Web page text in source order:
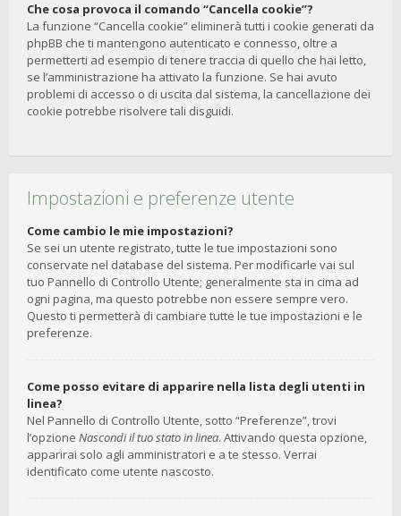
Che cosa provoca il comando “Cancella cookie”?
La funzione “Cancella cookie” eliminerà tutti i cookie generati da
phpBB che ti mantengono autenticato e connesso, oltre a
permetterti ad esempio di tenere traccia di quello che hai letto,
se l’amministrazione ha attivato la funzione. Se hai avuto
problemi di accesso o di uscita dal sistema, la cancellazione dei
cookie potrebbe risolvere tali disguidi.
Impostazioni e preferenze utente
Come cambio le mie impostazioni?
Se sei un utente registrato, tutte le tue impostazioni sono
conservate nel database del sistema. Per modificarle vai sul
tuo Pannello di Controllo Utente; generalmente sta in cima ad
ogni pagina, ma questo potrebbe non essere sempre vero.
Questo ti permetterà di cambiare tutte le tue impostazioni e le
preferenze.
Come posso evitare di apparire nella lista degli utenti in
linea?
Nel Pannello di Controllo Utente, sotto “Preferenze”, trovi
l’opzione Nascondi il tuo stato in linea. Attivando questa opzione,
apparirai solo agli amministratori e a te stesso. Verrai
identificato come utente nascosto.